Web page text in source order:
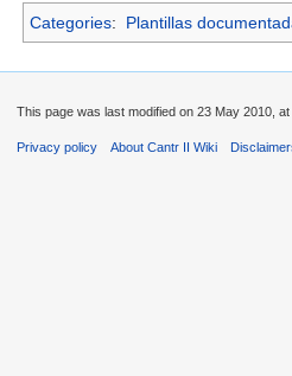
Categories: Plantillas
This page was last modified on 23 May 2010, at
Privacy policy About Cantr II Wiki